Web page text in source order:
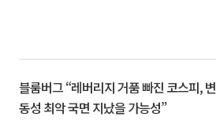
블룸버그 “레버리지 거품 빠진 코스피, 변
동성 최악 국면 지났을 가능성”